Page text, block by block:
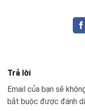
Trả lời
Email của bạn sẽ
bắt buộc được đánh